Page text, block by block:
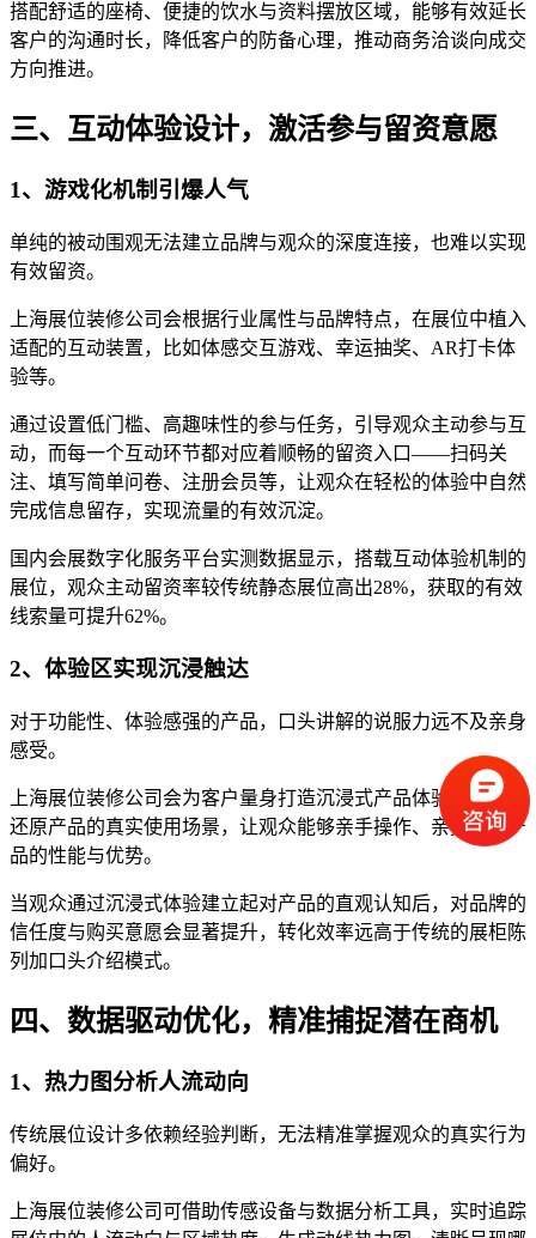
搭配舒适的座椅、便捷的饮水与资料摆放区域，能够有效延长
客户的沟通时长，降低客户的防备心理，推动商务洽谈向成交
方向推进。
三、互动体验设计，激活参与留资意愿
1、游戏化机制引爆人气
单纯的被动围观无法建立品牌与观众的深度连接，也难以实现
有效留资。
上海展位装修公司会根据行业属性与品牌特点，在展位中植入
适配的互动装置，比如体感交互游戏、幸运抽奖、AR打卡体
验等。
通过设置低门槛、高趣味性的参与任务，引导观众主动参与互
动，而每一个互动环节都对应着顺畅的留资入口——扫码关
注、填写简单问卷、注册会员等，让观众在轻松的体验中自然
完成信息留存，实现流量的有效沉淀。
国内会展数字化服务平台实测数据显示，搭载互动体验机制的
展位，观众主动留资率较传统静态展位高出28%，获取的有效
线索量可提升62%。
2、体验区实现沉浸触达
对于功能性、体验感强的产品，口头讲解的说服力远不及亲身
感受。
上海展位装修公司会为客户量身打造沉浸式产品体验区，高度
还原产品的真实使用场景，让观众能够亲手操作、亲身体验产
品的性能与优势。
当观众通过沉浸式体验建立起对产品的直观认知后，对品牌的
信任度与购买意愿会显著提升，转化效率远高于传统的展柜陈
列加口头介绍模式。
四、数据驱动优化，精准捕捉潜在商机
1、热力图分析人流动向
传统展位设计多依赖经验判断，无法精准掌握观众的真实行为
偏好。
上海展位装修公司可借助传感设备与数据分析工具，实时追踪